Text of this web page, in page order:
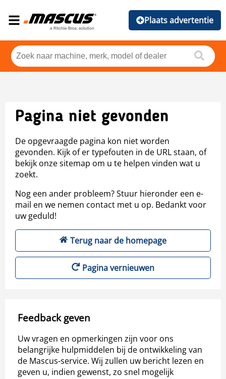
Plaats advertentie
Pagina niet gevonden
De opgevraagde pagina kon niet worden
gevonden. Kijk of er typefouten in de URL staan, of
bekijk onze sitemap om u te helpen vinden wat u
zoekt.
Nog een ander probleem? Stuur hieronder een e-
mail en we nemen contact met u op. Bedankt voor
uw geduld!
Terug naar de homepage
Pagina vernieuwen
Feedback geven
Uw vragen en opmerkingen zijn voor ons
belangrijke hulpmiddelen bij de ontwikkeling van
de Mascus-service. Wij zullen uw bericht lezen en
geven u, indien gewenst, zo snel mogelijk